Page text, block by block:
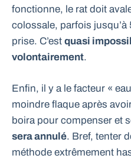
fonctionne, le rat doit
colossale, parfois
prise. C’est quasi
volontairement.
Enfin, il y a le facteur «
moindre flaque après
boira pour compenser et
sera annulé. Bref, tenter
méthode extrêmement